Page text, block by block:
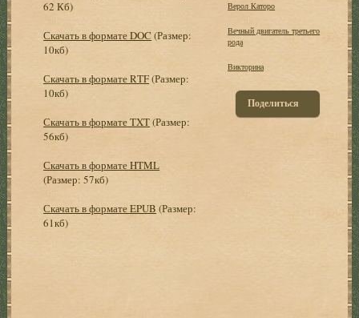
62 Кб)
Скачать в формате DOC (Размер:
10кб)
Скачать в формате RTF(Размер:
10кб)
Скачать в формате TXT(Размер:
56кб)
Скачать в формате HTML
(Размер: 57кб)
Скачать в формате EPUB (Размер:
61кб)
Верол Каторо
Вечный двигатель третьего
рода
Викторина
Поделиться